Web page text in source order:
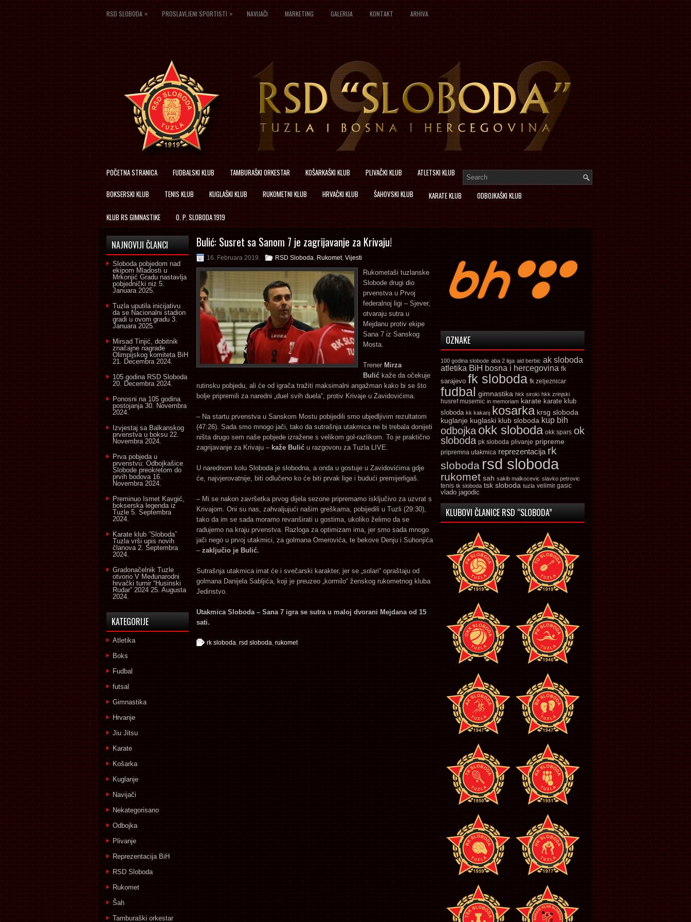
RSD SLOBODA » PROSLAVLJENI SPORTISTI » NAVIJAČI MARKETING GALERIJA KONTAKT ARHIVA
POČETNA STRANICA FUDBALSKI KLUB TAMBURAŠKI ORKESTAR KOŠARKAŠKI KLUB PLIVAČKI KLUB ATLETSKI KLUB
BOKSERSKI KLUB TENIS KLUB KUGLAŠKI KLUB RUKOMETNI KLUB HRVAČKI KLUB ŠAHOVSKI KLUB KARATE KLUB ODBOJKAŠKI KLUB
KLUB RS GIMNASTIKE O. P. SLOBODA 1919
Bulić: Susret sa Sanom 7 je zagrijavanje za Krivaju!
16. Februara 2019. RSD Sloboda, Rukomet, Vijesti
Rukometaši tuzlanske
Slobode drugi dio
prvenstva u Prvoj
federalnoj ligi – Sjever,
otvaraju sutra u
Mejdanu protiv ekipe
Sana 7 iz Sanskog
Mosta.
Trener Mirza
Bulić kaže da očekuje
rutinsku pobjedu, ali će od igrača tražiti maksimalni angažman kako bi se što
bolje pripremili za naredni „duel svih duela“, protiv Krivaje u Zavidovićima.
– Na startu prvenstva u Sanskom Mostu pobijedili smo ubjedljivim rezultatom
(47:26). Sada smo mnogo jači, tako da sutrašnja utakmica ne bi trebala donijeti
ništa drugo sem naše pobjede izražene s velikom gol-razlikom. To je praktično
zagrijavanje za Krivaju –kaže Bulić u razgovoru za Tuzla LIVE.
U narednom kolu Sloboda je slobodna, a onda u gostuje u Zavidovićima gdje
će, najvjerovatnije, biti odlučeno ko će biti prvak lige i budući premijerligaš.
– Mi se nakon završetka prvog dijela sezone pripremamo isključivo za uzvrat s
Krivajom. Oni su nas, zahvaljujući našim greškama, pobijedili u Tuzli (29:30),
tako da im se sada moramo revanširati u gostima, ukoliko želimo da se
radujemo na kraju prvenstva. Razloga za optimizam ima, jer smo sada mnogo
jači nego u prvoj utakmici, za golmana Omerovića, te bekove Denju i Suhonjića
– zaključio je Bulić.
Sutrašnja utakmica imat će i svečarski karakter, jer se „solari“ opraštaju od
golmana Danijela Sabljića, koji je preuzeo „kormilo“ ženskog rukometnog kluba
Jedinstvo.
Utakmica Sloboda – Sana 7 igra se sutra u maloj dvorani Mejdana od 15
sati.
rk sloboda, rsd sloboda, rukomet
NAJNOVIJI ČLANCI
Sloboda pobjedom nad
ekipom Mladosti u
Mrkonjić Gradu nastavlja
pobjednički niz 5.
Januara 2025.
Tuzla uputila inicijativu
da se Nacionalni stadion
gradi u ovom gradu 3.
Januara 2025.
Mirsad Tinjić, dobitnik
značajne nagrade
Olimpijskog komiteta BiH
21. Decembra 2024.
105 godina RSD Sloboda
20. Decembra 2024.
Ponosni na 105 godina
postojanja 30. Novembra
2024.
Izvjestaj sa Balkanskog
prvenstva u boksu 22.
Novembra 2024.
Prva pobjeda u
prvenstvu: Odbojkašice
Slobode preokretom do
prvih bodova 16.
Novembra 2024.
Preminuo Ismet Kavgić,
bokserska legenda iz
Tuzle 5. Septembra
2024.
Karate klub ˝Sloboda˝
Tuzla vrši upis novih
članova 2. Septembra
2024.
Gradonačelnik Tuzle
otvorio V Međunarodni
hrvački turnir “Husinski
Rudar” 2024 25. Augusta
2024.
KATEGORIJE
Atletika
Boks
Fudbal
futsal
Gimnastika
Hrvanje
Jiu Jitsu
Karate
Košarka
Kuglanje
Navijači
Nekategorisano
Odbojka
Plivanje
Reprezentacija BiH
RSD Sloboda
Rukomet
Šah
Tamburaški orkestar
OZNAKE
100 godina slobode aba 2 liga aid berbic ak sloboda
atletika BiH bosna i hercegovina fk
sarajevo fk sloboda fk zeljeznicar
fudbal gimnastika hkk siroki hkk zrinjski
husref musemic in memoriam karate karate klub
sloboda kk kakanj kosarka krsg sloboda
kuglanje kuglaski klub sloboda kup bih
odbojka okk sloboda okk spars ok
sloboda pk sloboda plivanje pripreme
pripremna utakmica reprezentacija rk
sloboda rsd sloboda
rukomet sah sakib malkocevic slavko petrovic
tenis tk sloboda tsk sloboda tuzla velimir gasic
vlado jagodic
KLUBOVI ČLANICE RSD “SLOBODA”